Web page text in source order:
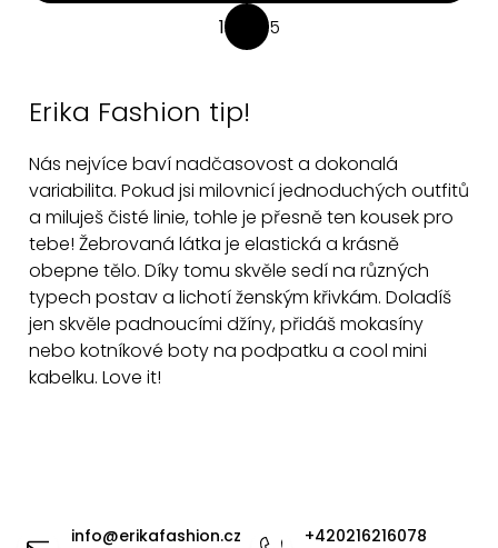
O
v
á
a
c
í
p
r
v
k
y
u
á
k
o
v
á
n
í
1 5
Erika Fashion tip!
Nás nejvíce baví nadčasovost a dokonalá
variabilita. Pokud jsi milovnicí jednoduchých outfitů
a miluješ čisté linie, tohle je přesně ten kousek pro
tebe! Žebrovaná látka je elastická a krásně
obepne tělo. Díky tomu skvěle sedí na různých
typech postav a lichotí ženským křivkám. Doladíš
jen skvěle padnoucími džíny, přidáš mokasíny
nebo kotníkové boty na podpatku a cool mini
kabelku. Love it!
info@erikafashion.cz
+420216216078